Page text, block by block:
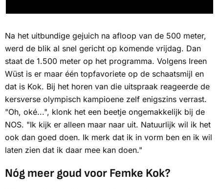
Na het uitbundige gejuich na afloop van de 500 meter,
werd de blik al snel gericht op komende vrijdag. Dan
staat de 1.500 meter op het programma. Volgens Ireen
Wüst is er maar één topfavoriete op de schaatsmijl en
dat is Kok. Bij het horen van die uitspraak reageerde de
kersverse olympisch kampioene zelf enigszins verrast.
"Oh, oké...", klonk het een beetje ongemakkelijk bij de
NOS. "Ik kijk er alleen maar naar uit. Natuurlijk wil ik het
ook dan goed doen. Ik merk dat ik in vorm ben en ik wil
laten zien dat ik daar mee kan doen."
Nóg meer goud voor Femke Kok?